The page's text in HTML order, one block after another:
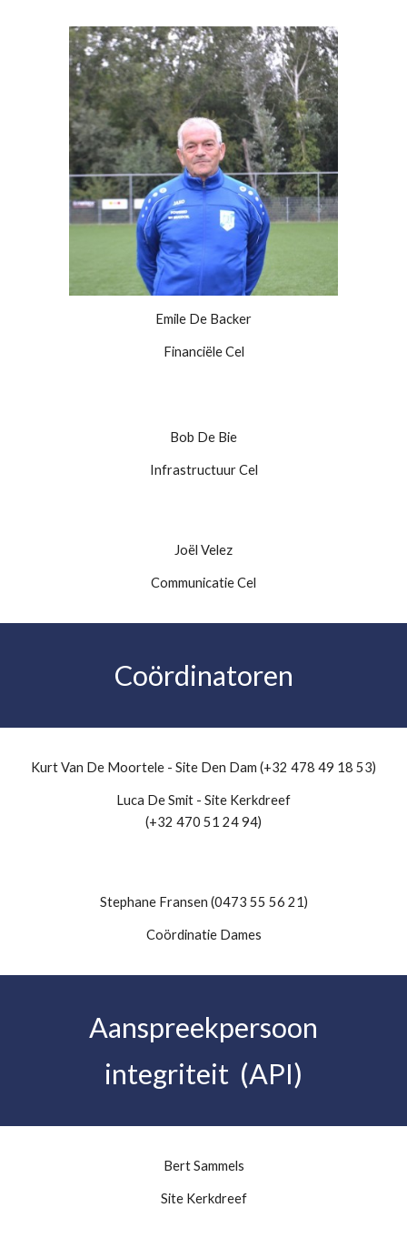
Emile De Backer
Financiële Cel
Bob De Bie
Infrastructuur Cel
Joël Velez
Communicatie Cel
Coördinatoren
Kurt Van De Moortele - Site Den Dam (+32 478 49 18 53)
Luca De Smit - Site Kerkdreef
(+32 470 51 24 94)
Stephane Fransen (0473 55 56 21)
Coördinatie Dames
Aanspreekpersoon
integriteit (API)
Bert Sammels
Site Kerkdreef